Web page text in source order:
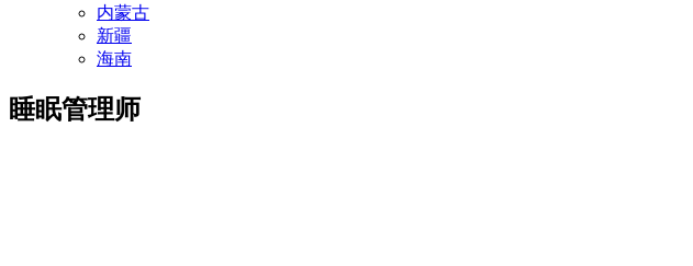
内蒙古
新疆
海南
睡眠管理师